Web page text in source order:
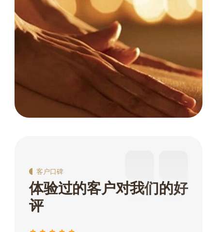
客户口碑
体验过的客户对我们的好
评